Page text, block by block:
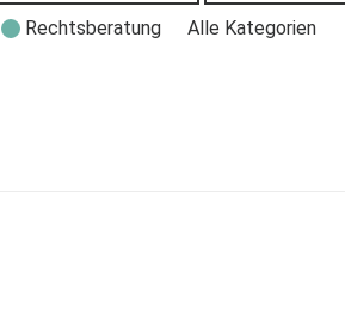
Rechtsberatung
Alle Kategorien